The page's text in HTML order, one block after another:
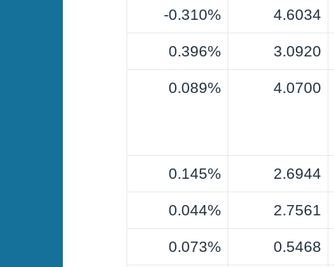
4.6034
0.310%-
3.0920
0.396%
4.0700
0.089%
2.6944
0.145%
2.7561
0.044%
0.5468
0.073%